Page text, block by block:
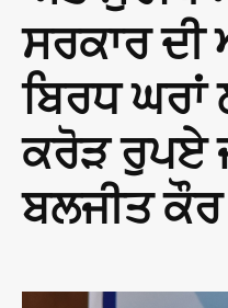
ਸਰਕਾਰ ਦੀ
ਬਿਰਧ
ਕਰੋੜ ਰੁਪਏ
ਬਲਜੀਤ ਕੌਰ